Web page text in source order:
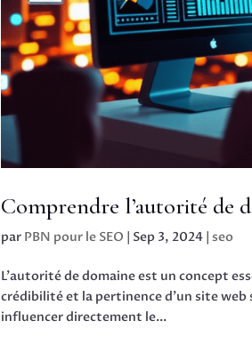
Comprendre l’autorité de
par PBN pour le SEO | Sep 3, 2024 |seo
L’autorité de domaine est un concept
crédibilité et la pertinence d’un site web
influencer directement le...